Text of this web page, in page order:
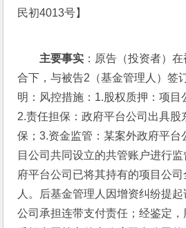
民初4013号】
主要事实 ：原告（投资者）
合下，与被告2（基金管理人）签
明：风控措施：1.股权质押：项目
2.责任担保：政府平台公司出具股
保；3.资金监管：某案外政府平台
目公司共同设立的共管账户进行
府平台公司已将其持有的项目公
人。后基金管理人因增资纠纷提
公司承担连带支付责任；经鉴定